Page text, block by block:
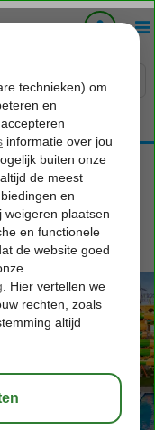
Aqua Park Resort Hurghada